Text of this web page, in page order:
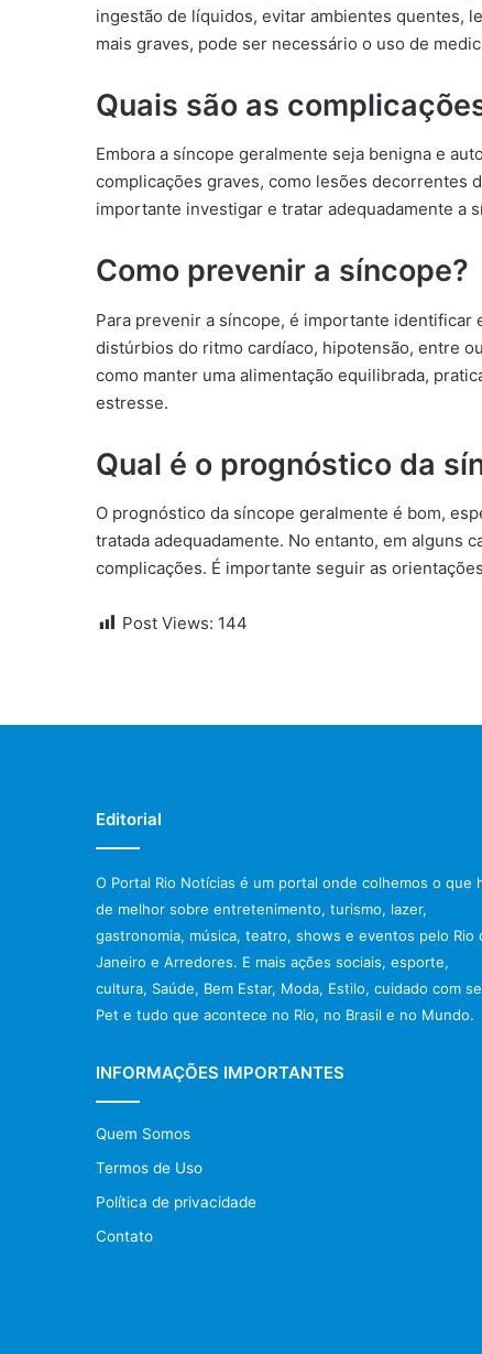
ingestão de líquidos, evitar ambientes quentes,
mais graves, pode ser necessário o uso de
Quais são as
Embora a síncope geralmente seja benigna e
complicações graves, como lesões decorrentes
importante investigar e tratar adequadamente a
Como prevenir a síncope?
Para prevenir a síncope, é importante identificar
distúrbios do ritmo cardíaco, hipotensão, entre
como manter uma alimentação equilibrada,
estresse.
Qual é o prognóstico da
O prognóstico da síncope geralmente é bom,
tratada adequadamente. No entanto, em alguns
complicações. É importante seguir as
Post Views: 144
Editorial
O Portal Rio Notícias é um portal onde colhemos o que
de melhor sobre entretenimento, turismo, lazer,
gastronomia, música, teatro, shows e eventos pelo Rio
Janeiro e Arredores. E mais ações sociais, esporte,
cultura, Saúde, Bem Estar, Moda, Estilo, cuidado com
Pet e tudo que acontece no Rio, no Brasil e no Mundo.
INFORMAÇÕES IMPORTANTES
Quem Somos
Termos de Uso
Política de privacidade
Contato